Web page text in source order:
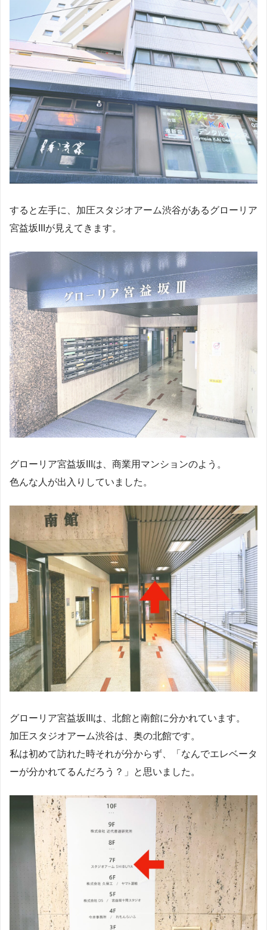
すると左手に、加圧スタジオアーム渋谷があるグローリア
宮益坂IIIが見えてきます。
グローリア宮益坂IIIは、商業用マンションのよう。
色んな人が出入りしていました。
グローリア宮益坂IIIは、北館と南館に分かれています。
加圧スタジオアーム渋谷は、奥の北館です。
私は初めて訪れた時それが分からず、「なんでエレベータ
ーが分かれてるんだろう？」と思いました。